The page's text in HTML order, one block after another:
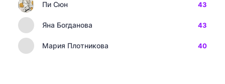
Пи Сюн 43
Яна Богданова 43
Мария Плотникова 40